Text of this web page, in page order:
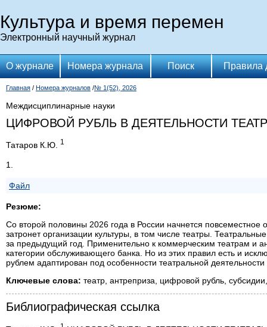
Культура и время перемен
Электронный научный журнал
О журнале Номера журнала Поиск Правила
Главная / Номера журналов /№ 1(52), 2026
Междисциплинарные науки
ЦИФРОВОЙ РУБЛЬ В ДЕЯТЕЛЬНОСТИ
Татаров К.Ю. 1
1.
Файл
Резюме:
Со второй половины 2026 года в России начнется
затронет организации культуры, в том числе театры.
за предыдущий год. Применительно к коммерческим театрам и
категории обслуживающего банка. Но из этих правил есть и
рублем адаптирован под особенности театральной
Ключевые слова: театр, антреприза, цифровой рубль,
Библиографическая ссылка